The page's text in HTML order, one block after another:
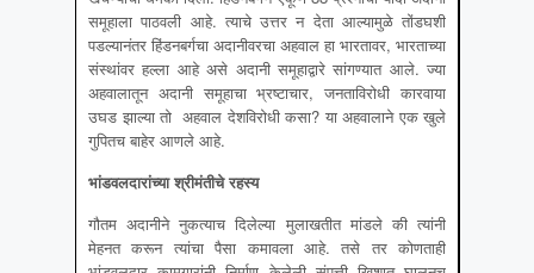
समूहाला पाठवली आहे. त्याचे उत्तर न देता आल्यामुळे तोंडघशी
पडल्यानंतर हिंडनबर्गचा अदानीवरचा अहवाल हा भारतावर, भारताच्या
संस्थांवर हल्ला आहे असे अदानी समूहाद्वारे सांगण्यात आले. ज्या
अहवालातून अदानी समूहाचा भ्रष्टाचार, जनताविरोधी कारवाया
उघड झाल्या तो अहवाल देशविरोधी कसा? या अहवालाने एक खुले
गुपितच बाहेर आणले आहे.
भांडवलदारांच्या श्रीमंतीचे रहस्य
गौतम अदानीने नुकत्याच दिलेल्या मुलाखतीत मांडले की त्यांनी
मेहनत करून त्यांचा पैसा कमावला आहे. तसे तर कोणताही